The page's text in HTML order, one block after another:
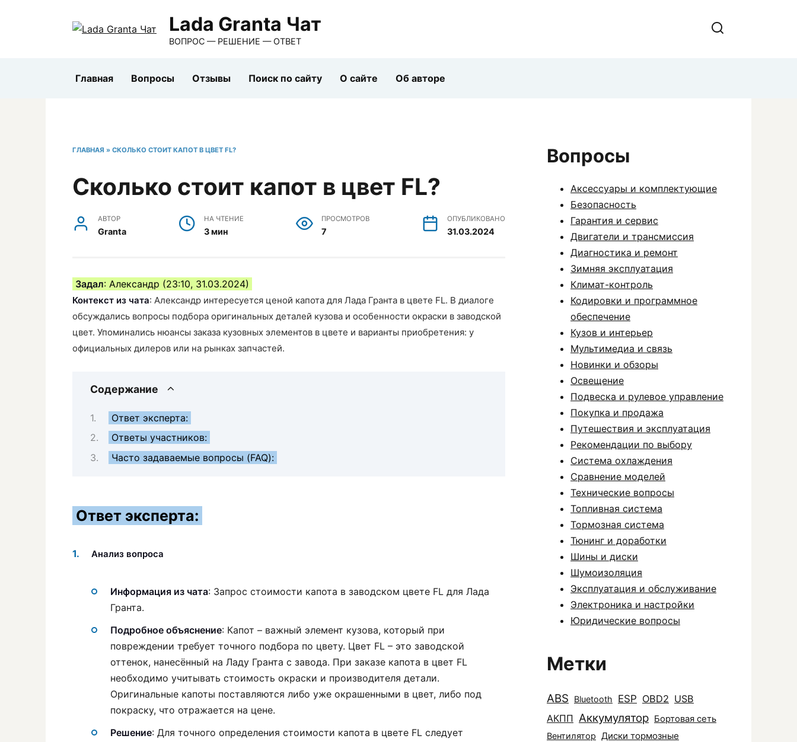
Lada Granta Чат
ВОПРОС — РЕШЕНИЕ — ОТВЕТ
Главная Вопросы Отзывы Поиск по сайту О сайте Об авторе
ГЛАВНАЯ » СКОЛЬКО СТОИТ КАПОТ В ЦВЕТ FL?
Сколько стоит капот в цвет FL?
АВТОР
Granta
НА ЧТЕНИЕ
3 мин
ПРОСМОТРОВ
7
ОПУБЛИКОВАНО
31.03.2024
Задал: Александр (23:10, 31.03.2024)
Контекст из чата: Александр интересуется ценой капота для Лада Гранта в цвете FL. В диалоге
обсуждались вопросы подбора оригинальных деталей кузова и особенности окраски в заводской
цвет. Упоминались нюансы заказа кузовных элементов в цвете и варианты приобретения: у
официальных дилеров или на рынках запчастей.
Содержание
Ответ эксперта:
Ответы участников:
Часто задаваемые вопросы (FAQ):
Ответ эксперта:
Анализ вопроса
Информация из чата: Запрос стоимости капота в заводском цвете FL для Лада
Гранта.
Подробное объяснение: Капот – важный элемент кузова, который при
повреждении требует точного подбора по цвету. Цвет FL – это заводской
оттенок, нанесённый на Ладу Гранта с завода. При заказе капота в цвет FL
необходимо учитывать стоимость окраски и производителя детали.
Оригинальные капоты поставляются либо уже окрашенными в цвет, либо под
покраску, что отражается на цене.
Решение: Для точного определения стоимости капота в цвете FL следует
Вопросы
Аксессуары и комплектующие
Безопасность
Гарантия и сервис
Двигатели и трансмиссия
Диагностика и ремонт
Зимняя эксплуатация
Климат-контроль
Кодировки и программное
обеспечение
Кузов и интерьер
Мультимедиа и связь
Новинки и обзоры
Освещение
Подвеска и рулевое управление
Покупка и продажа
Путешествия и эксплуатация
Рекомендации по выбору
Система охлаждения
Сравнение моделей
Технические вопросы
Топливная система
Тормозная система
Тюнинг и доработки
Шины и диски
Шумоизоляция
Эксплуатация и обслуживание
Электроника и настройки
Юридические вопросы
Метки
ABS Bluetooth ESP OBD2 USB
АКПП Аккумулятор Бортовая сеть
Вентилятор Диски тормозные